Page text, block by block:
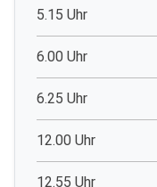
5.15 Uhr
6.00 Uhr
6.25 Uhr
12.00 Uhr
12.55 Uhr